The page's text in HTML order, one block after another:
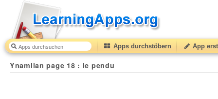
Apps durchstöbern App
Ynamilan page 18 : le pendu